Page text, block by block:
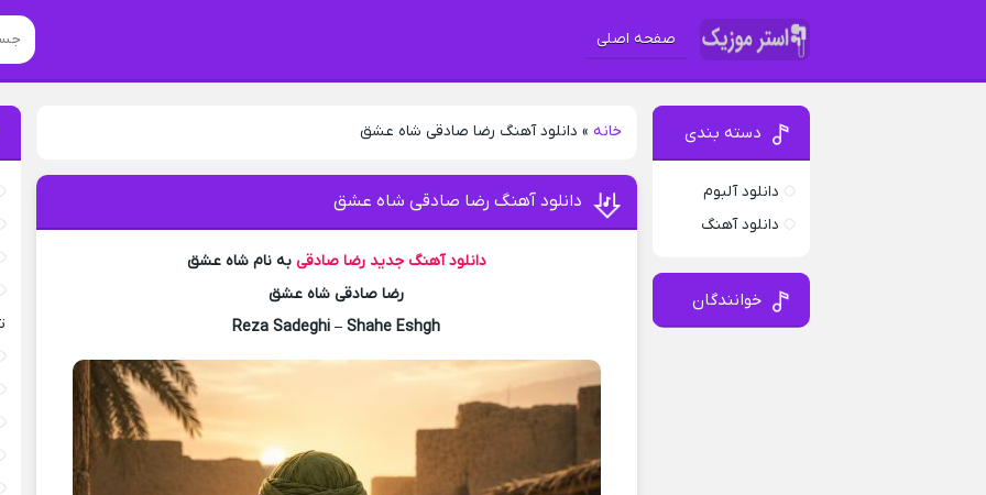
صفحه اصلی
خانه » دانلود آهنگ رضا صادقی شاه عشق
دانلود آهنگ رضا صادقی شاه عشق
دانلود آهنگ جدید رضا صادقی به نام شاه عشق
رضا صادقی شاه عشق
Reza Sadeghi – Shahe Eshgh
دسته بندی
دانلود آلبوم
دانلود آهنگ
خوانندگان